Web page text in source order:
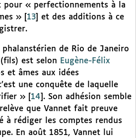
pour « perfectionnements à la
»
13
et des additions à ce
de Rio de Janeiro
est selon Eugène-Félix
et âmes aux idées
une conquête de laquelle
»
14 . Son adhésion semble
que Vannet fait preuve
à rédiger les comptes rendus
En août 1851, Vannet lui